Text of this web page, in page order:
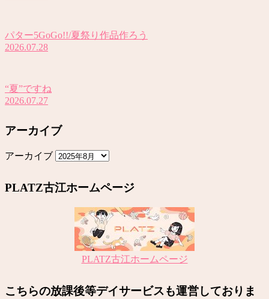
パター5GoGo!!/夏祭り作品作ろう
2026.07.28
“夏”ですね
2026.07.27
アーカイブ
アーカイブ
PLATZ古江ホームページ
PLATZ古江ホームページ
こちらの放課後等デイサービスも運営しておりま